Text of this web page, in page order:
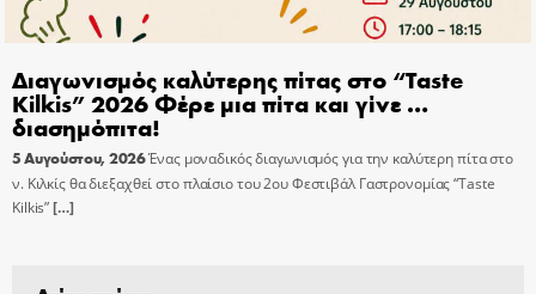
Διαγωνισμός καλύτερης πίτας στο “Taste
Kilkis” 2026 Φέρε μια πίτα και γίνε …
διασημόπιτα!
5 Αυγούστου, 2026Ένας μοναδικός διαγωνισμός για την καλύτερη πίτα στο
ν. Κιλκίς θα διεξαχθεί στο πλαίσιο του 2ου Φεστιβάλ Γαστρονομίας “Taste
Kilkis”[…]